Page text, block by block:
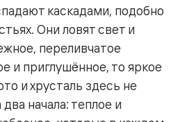
каскадами, подобно
Они ловят свет и
переливчатое
и приглушённое, то яркое
и хрусталь здесь не
начала: теплое и